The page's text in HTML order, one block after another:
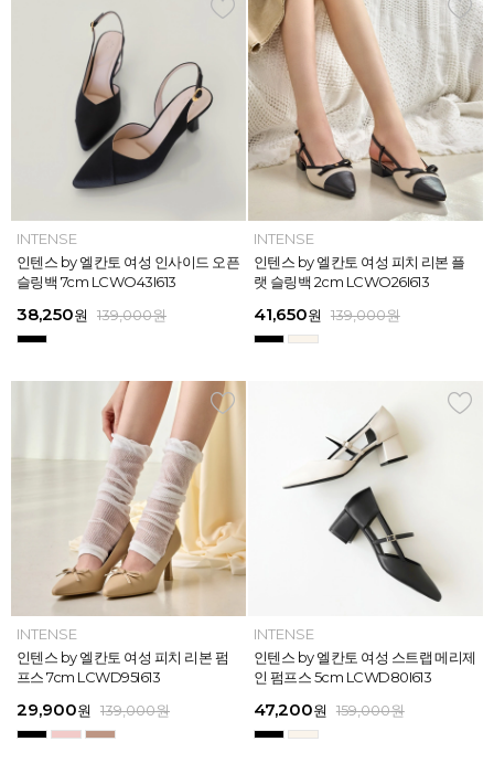
INTENSE
인텐스 by 엘칸토 여성 위빙 스트랩
플랫 샌들 2.5cm LCWW05I626
45,900원 159,000원
MAZZ
마쯔 by 엘칸토 여성 와이드 위빙 크
로스 컴포트 뮬 3.5cm LCWW62M6
45,900원 159,000원
ELCANTO
[EXCLUSIVE] 노엘 엘칸토 여성 젤리
슈즈 2.3cm LCWW01U626
29,000원
MAZZ
마쯔 by 엘칸토 여성 크로스 와이드
스트랩 컴포트 샌들 3.5cm LCWW27
45,900원 159,000원
INTENSE
인텐스 by 엘칸토 여성 인사이드 오픈
슬링백 7cm LCWO43I613
38,250원 139,000원
INTENSE
인텐스 by 엘칸토 여성 피치 리본 플
랫 슬링백 2cm LCWO26I613
41,650원 139,000원
INTENSE
인텐스 by 엘칸토 여성 피치 리본 펌
프스 7cm LCWD95I613
29,900원 139,000원
INTENSE
인텐스 by 엘칸토 여성 스트랩 메리제
인 펌프스 5cm LCWD80I613
47,200원 159,000원
MAZZ
마쯔 by 엘칸토 여성 미니버클 캐주얼
로퍼 2.5cm LCWC02M613
43,200원 159,000원
INTENSE
인텐스 by 엘칸토 여성 피치 리본 더
블 스트랩 메리제인 2cm LCWD97I6
45,900원 159,000원
INTENSE
인텐스 by 엘칸토 여성 에나멜 스퀘어
오브제 플랫슈즈 1.5cm LCWD53I613
41,650원 149,000원
INTENSE
인텐스 by 엘칸토 여성 클래식 스트랩
로퍼 2cm LCWD72I613
43,200원 159,000원
MAZZ
마쯔 by 엘칸토 여성 슈레이스 포인트
고프코어 스니커즈 3cm LCWS03M
47,200원 169,000원
MAZZ
마쯔 by 엘칸토 여성 별자수 어글리
스니커즈 3.5cm LCWS04M613
46,800원 169,000원
MAZZ
마쯔 by 엘칸토 여성 투밴드 고프코어
플랫 캐주얼 2.5cm LCWC97M613
43,200원 159,000원
MAZZ
마쯔 by 엘칸토 여성 데이엔 스니커즈
3.5cm LCWS20M613
71,400원 189,000원
INTENSE
인텐스 by 엘칸토 여성 위빙 스트랩
플랫 샌들 2.5cm LCWW05I626
45,900원 159,000원
MAZZ
마쯔 by 엘칸토 여성 와이드 위빙 크
로스 컴포트 뮬 3.5cm LCWW62M6
45,900원 159,000원
ELCANTO
[EXCLUSIVE] 노엘 엘칸토 여성 젤리
슈즈 2.3cm LCWW01U626
29,000원
MAZZ
마쯔 by 엘칸토 여성 크로스 와이드
스트랩 컴포트 샌들 3.5cm LCWW27
45,900원 159,000원
INTENSE
인텐스 by 엘칸토 여성 인사이드 오픈
슬링백 7cm LCWO43I613
38,250원 139,000원
INTENSE
인텐스 by 엘칸토 여성 피치 리본 플
랫 슬링백 2cm LCWO26I613
41,650원 139,000원
INTENSE
인텐스 by 엘칸토 여성 피치 리본 펌
프스 7cm LCWD95I613
29,900원 139,000원
INTENSE
인텐스 by 엘칸토 여성 스트랩 메리제
인 펌프스 5cm LCWD80I613
47,200원 159,000원